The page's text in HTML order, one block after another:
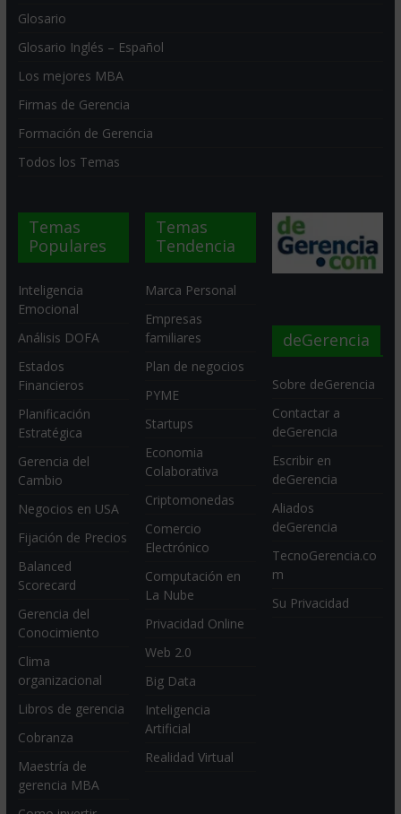
Glosario
Glosario Inglés – Español
Los mejores MBA
Firmas de Gerencia
Formación de Gerencia
Todos los Temas
Temas
Populares
Inteligencia
Emocional
Análisis DOFA
Estados
Financieros
Planificación
Estratégica
Gerencia del
Cambio
Negocios en USA
Fijación de Precios
Balanced
Scorecard
Gerencia del
Conocimiento
Clima
organizacional
Libros de gerencia
Cobranza
Maestría de
gerencia MBA
Temas
Tendencia
Marca Personal
Empresas
familiares
Plan de negocios
PYME
Startups
Economia
Colaborativa
Criptomonedas
Comercio
Electrónico
Computación en
La Nube
Privacidad Online
Web 2.0
Big Data
Inteligencia
Artificial
Realidad Virtual
deGerencia
Sobre deGerencia
Contactar a
deGerencia
Escribir en
deGerencia
Aliados
deGerencia
TecnoGerencia.co
m
Su Privacidad